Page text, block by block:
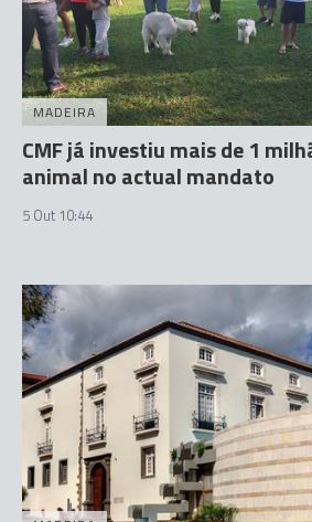
MADEIRA
CMF já investiu mais de 1
animal no actual mandato
5 Out 10:44